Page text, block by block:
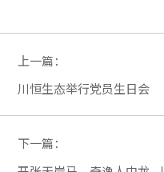
上一篇：
川恒生态举行党员生日会
下一篇：